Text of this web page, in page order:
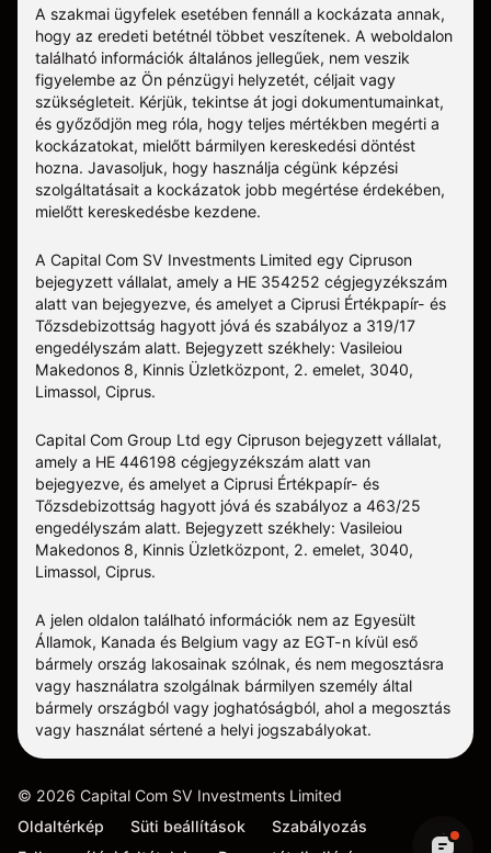
A szakmai ügyfelek esetében fennáll a kockázata annak,
hogy az eredeti betétnél többet veszítenek. A weboldalon
található információk általános jellegűek, nem veszik
figyelembe az Ön pénzügyi helyzetét, céljait vagy
szükségleteit. Kérjük, tekintse át jogi dokumentumainkat,
és győződjön meg róla, hogy teljes mértékben megérti a
kockázatokat, mielőtt bármilyen kereskedési döntést
hozna. Javasoljuk, hogy használja cégünk képzési
szolgáltatásait a kockázatok jobb megértése érdekében,
mielőtt kereskedésbe kezdene.
A Capital Com SV Investments Limited egy Cipruson
bejegyzett vállalat, amely a HE 354252 cégjegyzékszám
alatt van bejegyezve, és amelyet a Ciprusi Értékpapír- és
Tőzsdebizottság hagyott jóvá és szabályoz a 319/17
engedélyszám alatt. Bejegyzett székhely: Vasileiou
Makedonos 8, Kinnis Üzletközpont, 2. emelet, 3040,
Limassol, Ciprus.
Capital Com Group Ltd egy Cipruson bejegyzett vállalat,
amely a ΗΕ 446198 cégjegyzékszám alatt van
bejegyezve, és amelyet a Ciprusi Értékpapír- és
Tőzsdebizottság hagyott jóvá és szabályoz a 463/25
engedélyszám alatt. Bejegyzett székhely: Vasileiou
Makedonos 8, Kinnis Üzletközpont, 2. emelet, 3040,
Limassol, Ciprus.
A jelen oldalon található információk nem az Egyesült
Államok, Kanada és Belgium vagy az EGT-n kívül eső
bármely ország lakosainak szólnak, és nem megosztásra
vagy használatra szolgálnak bármilyen személy által
bármely országból vagy joghatóságból, ahol a megosztás
vagy használat sértené a helyi jogszabályokat.
© 2026 Capital Com SV Investments Limited
Oldaltérkép
Süti beállítások
Szabályozás